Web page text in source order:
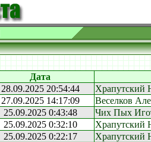
Дата
28.09.2025 20:54:44 Храпутский
27.09.2025 14:17:09 Веселков
25.09.2025 0:43:48 Чих Пых
25.09.2025 0:32:10 Храпутский
25.09.2025 0:22:17 Храпутский